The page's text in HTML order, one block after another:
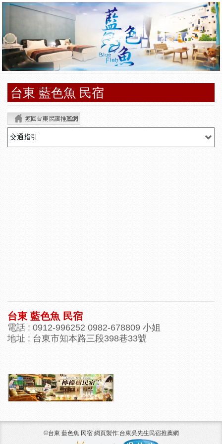
台東 藍色魚 民宿
台東 藍色魚 民宿
電話 : 0912-996252 0982-678809 小姐
地址 : 台東市知本路三段398巷33號
©台東 藍色魚 民宿 網頁製作:台東吳先生民宿推薦網